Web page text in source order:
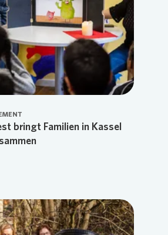
bringt Familien in Kassel